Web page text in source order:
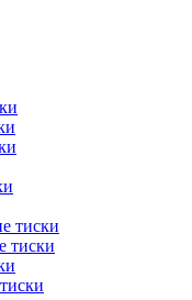
тиски
тиски